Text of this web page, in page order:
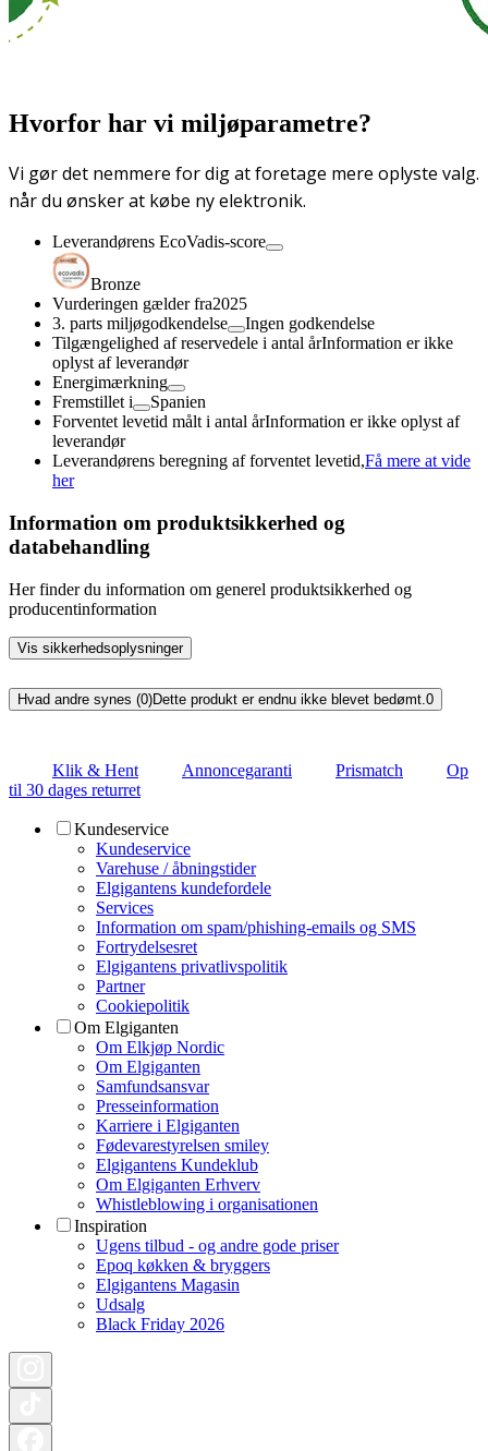
Hvorfor har vi miljøparametre?
Vi gør det nemmere for dig at foretage mere oplyste valg.
når du ønsker at købe ny elektronik.
Leverandørens EcoVadis-score
Bronze
Vurderingen gælder fra2025
3. parts miljøgodkendelse
Ingen godkendelse
Tilgængelighed af reservedele i antal årInformation er ikke
oplyst af leverandør
Energimærkning
Fremstillet i
Spanien
Forventet levetid målt i antal årInformation er ikke oplyst af
leverandør
Leverandørens beregning af forventet levetid,Få mere at vide
her
Information om produktsikkerhed og
databehandling
Her finder du information om generel produktsikkerhed og
producentinformation
Vis sikkerhedsoplysninger
Hvad andre synes (0)Dette produkt er endnu ikke blevet bedømt. 0
Klik & Hent Annoncegaranti Prismatch
Op
til 30 dages returret
Kundeservice
Kundeservice
Varehuse / åbningstider
Elgigantens kundefordele
Services
Information om spam/phishing-emails og SMS
Fortrydelsesret
Elgigantens privatlivspolitik
Partner
Cookiepolitik
Om Elgiganten
Om Elkjøp Nordic
Om Elgiganten
Samfundsansvar
Presseinformation
Karriere i Elgiganten
Fødevarestyrelsen smiley
Elgigantens Kundeklub
Om Elgiganten Erhverv
Whistleblowing i organisationen
Inspiration
Ugens tilbud - og andre gode priser
Epoq køkken & bryggers
Elgigantens Magasin
Udsalg
Black Friday 2026